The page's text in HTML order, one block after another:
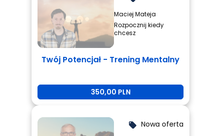
Maciej Mateja
Rozpocznij kiedy
chcesz
Twój Potencjał - Trening Mentalny
350,00 PLN
local_offer Nowa oferta